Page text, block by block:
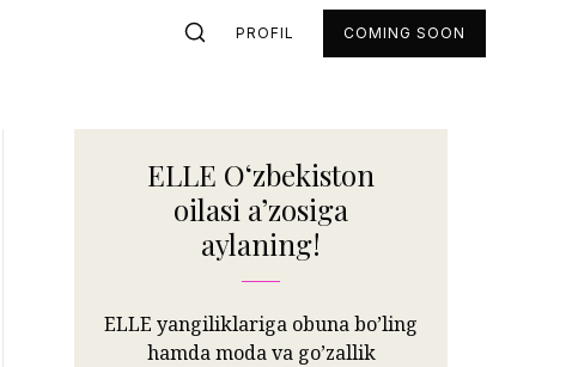
PROFIL COMING SOON
ELLE Oʻzbekiston
oilasi aʼzosiga
aylaning!
ELLE yangiliklariga obuna bo’ling
hamda moda va go’zallik